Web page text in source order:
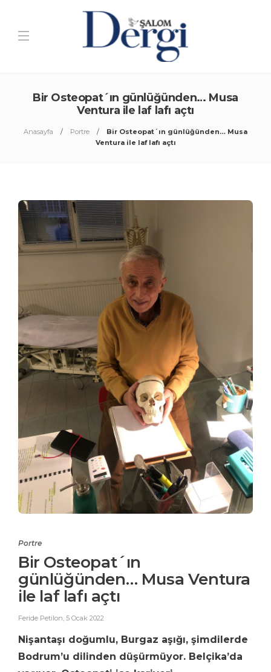
Bir Osteopat´ın günlüğünden… Musa
Ventura ile laf lafı açtı
Anasayfa Portre
Bir Osteopat´ın günlüğünden… Musa
Ventura ile laf lafı açtı
Portre
Bir Osteopat´ın
günlüğünden… Musa Ventura
ile laf lafı açtı
Feride Petilon, 5 Ocak 2022
Nişantaşı doğumlu, Burgaz aşığı, şimdilerde
Bodrum’u dilinden düşürmüyor. Belçika’da